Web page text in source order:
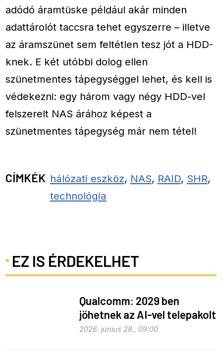
adódó áramtüske például akár minden
adattárolót taccsra tehet egyszerre – illetve
az áramszünet sem feltétlen tesz jót a HDD-
knek. E két utóbbi dolog ellen
szünetmentes tápegységgel lehet, és kell is
védekezni: egy három vagy négy HDD-vel
felszerelt NAS árához képest a
szünetmentes tápegység már nem tétel!
CÍMKÉK hálózati eszköz, NAS, RAID, SHR,
technológia
EZ IS ÉRDEKELHET
Qualcomm: 2029 ben
jöhetnek az AI-vel telepakolt
6G-s telefonok
2026. június 28., 09:00